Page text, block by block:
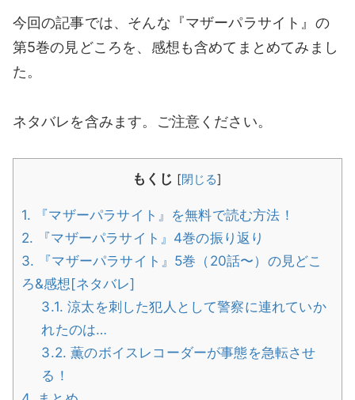
今回の記事では、そんな『マザーパラサイト』の
第5巻の見どころを、感想も含めてまとめてみまし
た。
ネタバレを含みます。ご注意ください。
もくじ [閉じる]
1. 『マザーパラサイト』を無料で読む方法！
2. 『マザーパラサイト』4巻の振り返り
3. 『マザーパラサイト』5巻（20話〜）の見どこ
ろ&感想[ネタバレ]
3.1. 涼太を刺した犯人として警察に連れていか
れたのは…
3.2. 薫のボイスレコーダーが事態を急転させ
る！